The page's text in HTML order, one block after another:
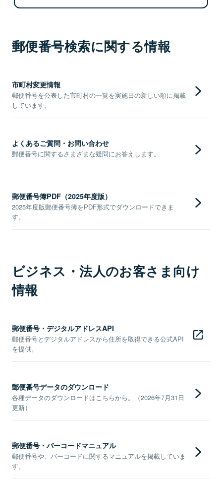
郵便番号検索に関する情報
市町村変更情報
郵便番号を公表した市町村の一覧を実施日の新しい順に掲載
しています。
よくあるご質問・お問い合わせ
郵便番号に関するさまざまな疑問にお答えします。
郵便番号簿PDF（2025年度版）
2025年度版郵便番号簿をPDF形式でダウンロードできま
す。
ビジネス・法人のお客さま向け
情報
郵便番号・デジタルアドレスAPI
郵便番号とデジタルアドレスから住所を取得できる公式API
を提供。
郵便番号データのダウンロード
各種データのダウンロードはこちらから。（2026年7月31日
更新）
郵便番号・バーコードマニュアル
郵便番号や、バーコードに関するマニュアルを掲載していま
す。